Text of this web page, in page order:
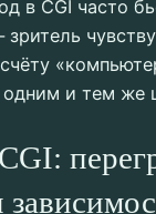
в CGI часто
одним и тем же